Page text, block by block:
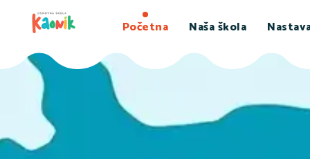
Početna Naša škola